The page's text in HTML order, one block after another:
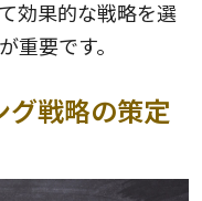
効果的な戦略を選
重要です。
グ戦略の策定